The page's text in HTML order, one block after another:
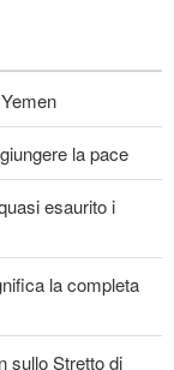
la pace
esaurito i
la completa
sullo Stretto di